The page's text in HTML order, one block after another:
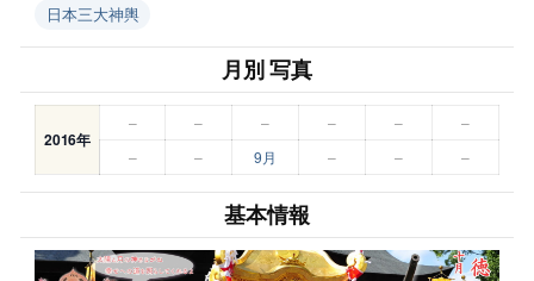
日本三大神輿
月別 写真
2016年
– – – – –
–
–
– 9月 – – –
基本情報